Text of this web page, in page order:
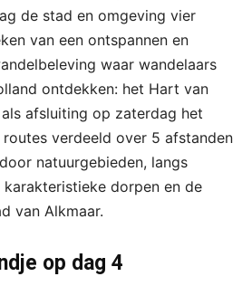
de stad en omgeving vier
van een ontspannen en
waar wandelaars
ontdekken: het Hart van
afsluiting op zaterdag het
verdeeld over 5 afstanden
natuurgebieden, langs
dorpen en de
van Alkmaar.
op dag 4